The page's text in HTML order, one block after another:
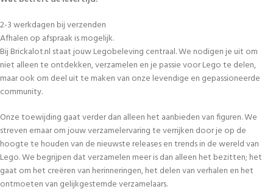
2-3 werkdagen bij verzenden
Afhalen op afspraak is mogelijk.
Bij Brickalot.nl staat jouw Legobeleving centraal. We nodigen je uit om
niet alleen te ontdekken, verzamelen en je passie voor Lego te delen,
maar ook om deel uit te maken van onze levendige en gepassioneerde
community.
Onze toewijding gaat verder dan alleen het aanbieden van figuren. We
streven ernaar om jouw verzamelervaring te verrijken door je op de
hoogte te houden van de nieuwste releases en trends in de wereld van
Lego. We begrijpen dat verzamelen meer is dan alleen het bezitten; het
gaat om het creëren van herinneringen, het delen van verhalen en het
ontmoeten van gelijkgestemde verzamelaars.